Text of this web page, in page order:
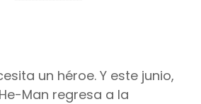
un héroe. Y este junio,
Man regresa a la